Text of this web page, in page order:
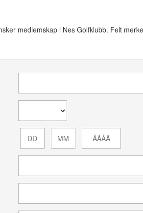
medlemskap i Nes Golfklubb. Felt
- -